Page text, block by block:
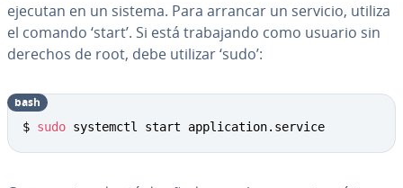
ejecutan en un sistema. Para arrancar un servicio, utiliza
el comando ‘start’. Si está tra­ba­ja­n­do como usuario sin
derechos de root, debe utilizar ‘sudo’:
$ sudo systemctl start application.service
bash